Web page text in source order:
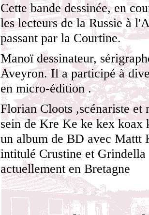
Cette bande dessinée, en
les lecteurs de la Russie à
passant par la Courtine.
Manoï dessinateur,
Aveyron. Il a participé à
en micro-édition .
Florian Cloots ,scénariste et
sein de Kre Ke ke kex koax
un album de BD avec Mattt
intitulé Crustine et
actuellement en Bretagne